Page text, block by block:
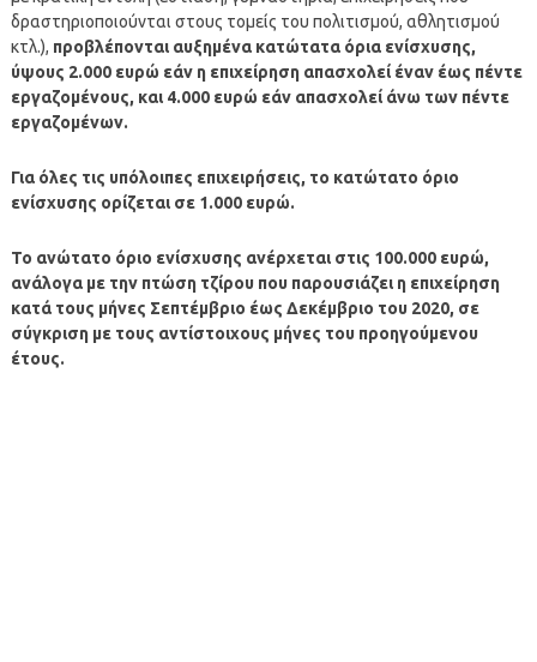
δραστηριοποιούνται στους τομείς του πολιτισμού, αθλητισμού
κτλ.), προβλέπονται αυξημένα κατώτατα όρια ενίσχυσης,
ύψους 2.000 ευρώ εάν η επιχείρηση απασχολεί έναν έως πέντε
εργαζομένους, και 4.000 ευρώ εάν απασχολεί άνω των πέντε
εργαζομένων.
Για όλες τις υπόλοιπες επιχειρήσεις, το κατώτατο όριο
ενίσχυσης ορίζεται σε 1.000 ευρώ.
Το ανώτατο όριο ενίσχυσης ανέρχεται στις 100.000 ευρώ,
ανάλογα με την πτώση τζίρου που παρουσιάζει η επιχείρηση
κατά τους μήνες Σεπτέμβριο έως Δεκέμβριο του 2020, σε
σύγκριση με τους αντίστοιχους μήνες του προηγούμενου
έτους.